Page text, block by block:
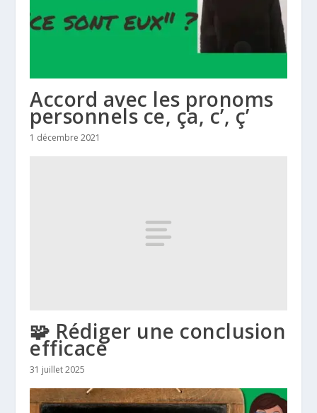
Accord avec les pronoms
personnels ce, ça, c’, ç’
1 décembre 2021
🧩 Rédiger une conclusion
efficace
31 juillet 2025